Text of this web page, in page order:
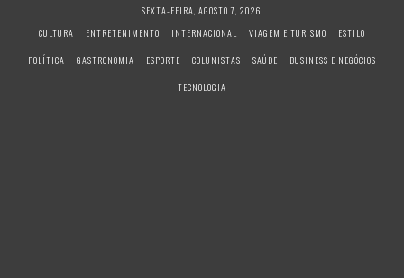
SEXTA-FEIRA, AGOSTO 7, 2026
CULTURA
ENTRETENIMENTO INTERNACIONAL VIAGEM E TURISMO
ESTILO
POLÍTICA
GASTRONOMIA ESPORTE COLUNISTAS SAÚDE
BUSINESS E NEGÓCIOS
TECNOLOGIA